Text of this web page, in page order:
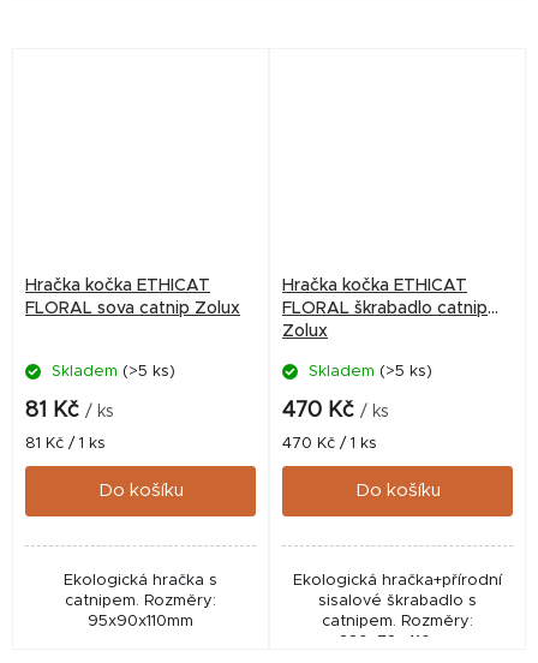
Hračka kočka ETHICAT
FLORAL sova catnip Zolux
Skladem (>5 ks)
81 Kč / ks
Měrná
cena:
81 Kč / 1 ks
Do košíku
Ekologická hračka s
catnipem. Rozměry:
95x90x110mm
Hračka kočka ETHICAT
FLORAL škrabadlo catnip
Zolux
Skladem (>5 ks)
470 Kč / ks
Měrná
cena:
470 Kč / 1 ks
Do košíku
Ekologická hračka+přírodní
sisalové škrabadlo s
catnipem. Rozměry:
330x78x410mm